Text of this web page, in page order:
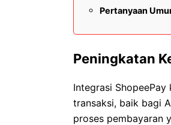
Pertanyaan
Peningkatan
Integrasi
transaksi, baik bagi
proses pembayaran